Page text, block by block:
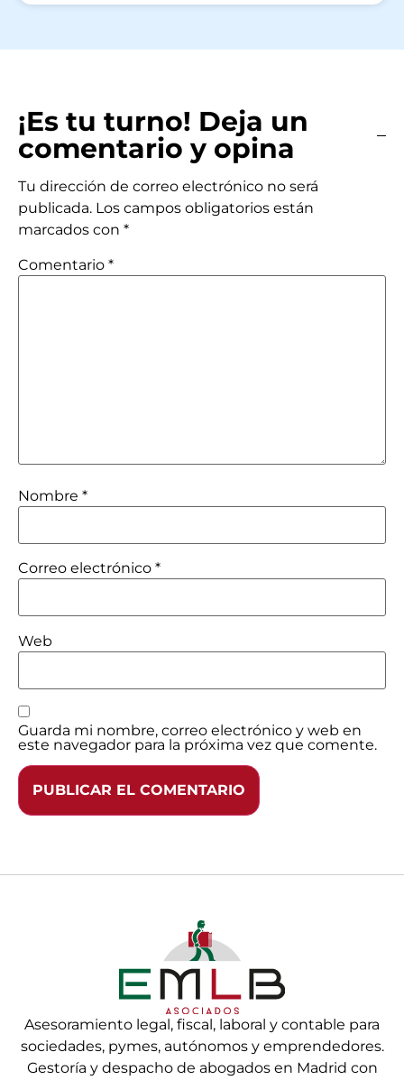
¡Es tu turno! Deja un
comentario y opina
Tu dirección de correo electrónico no será
publicada. Los campos obligatorios están
marcados con *
Comentario *
Nombre *
Correo electrónico *
Web
Guarda mi nombre, correo electrónico y web en
este navegador para la próxima vez que comente.
Asesoramiento legal, fiscal, laboral y contable para
sociedades, pymes, autónomos y emprendedores.
Gestoría y despacho de abogados en Madrid con